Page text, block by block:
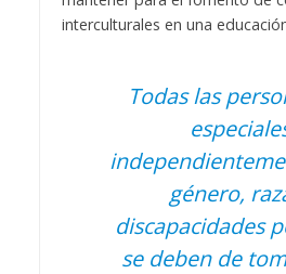
interculturales en una
Todas las
género,
discapacidades
se deben de